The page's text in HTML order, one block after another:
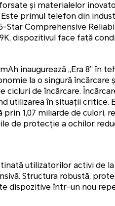
și materialelor
primul telefon din
Star Comprehensive
dispozitivul face față
inaugurează „Era 8”
la o singură
cicluri de încărcare.
utilizarea în situații critice.
1,07 miliarde de culori,
de protecție a ochilor
utilizatorilor activi de
Structura robustă,
dispozitive într-un nou